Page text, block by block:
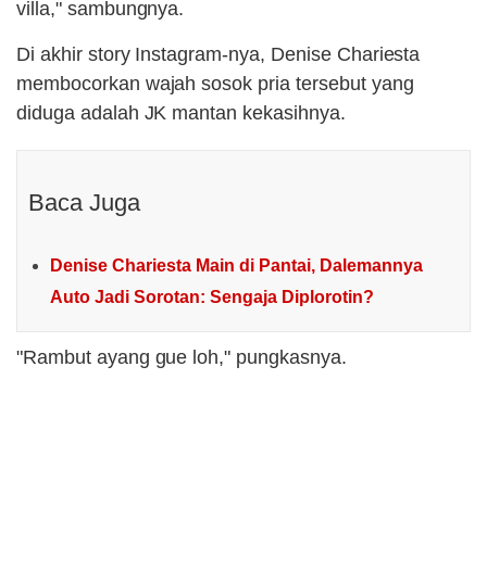
villa," sambungnya.
Di akhir story Instagram-nya, Denise Chariesta
membocorkan wajah sosok pria tersebut yang
diduga adalah JK mantan kekasihnya.
Baca Juga
Denise Chariesta Main di Pantai, Dalemannya
Auto Jadi Sorotan: Sengaja Diplorotin?
"Rambut ayang gue loh," pungkasnya.